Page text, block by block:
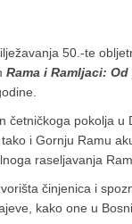
50.-te
Rama i Ramljaci:
pokolja u
i Gornju Ramu
raseljavanja
činjenica i
kako one u